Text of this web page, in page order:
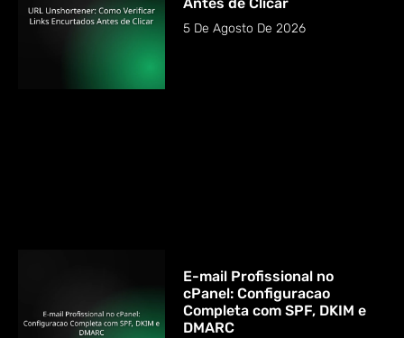
5 De Agosto De 2026
E-mail Profissional no
cPanel: Configuracao
Completa com SPF, DKIM e
DMARC